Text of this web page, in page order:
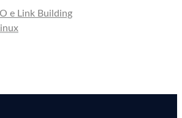
e Link Building